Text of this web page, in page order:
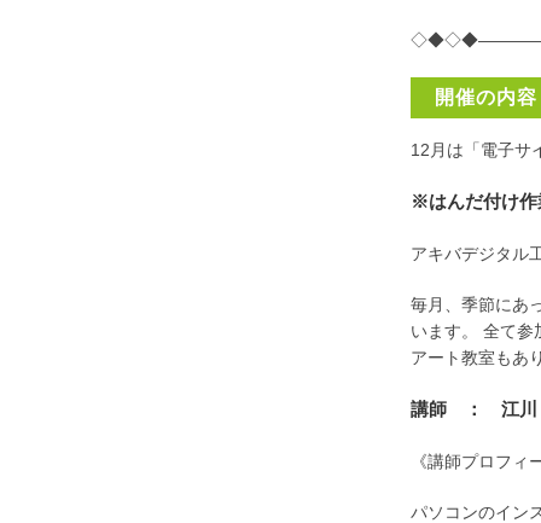
開催の内容
12月は「電子サ
※はんだ付け作
アキバデジタル
毎月、季節にあ
います。 全て参
アート教室もあ
講師 ： 江川
《講師プロフィ
パソコンのイン